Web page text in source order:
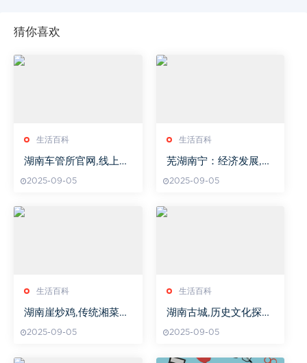
猜你喜欢
生活百科
湖南车管所官网,线上车
操作指南
2025-09-05
生活百科
芜湖南宁：经济发展,
2025-09-05
生活百科
湖南崖炒鸡,传统湘菜制
2025-09-05
生活百科
湖南古城,历史文化探
2025-09-05